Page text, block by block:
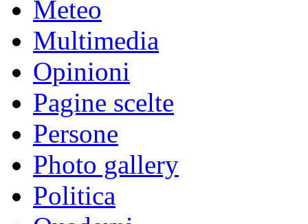
Meteo
Multimedia
Opinioni
Pagine scelte
Persone
Photo gallery
Politica